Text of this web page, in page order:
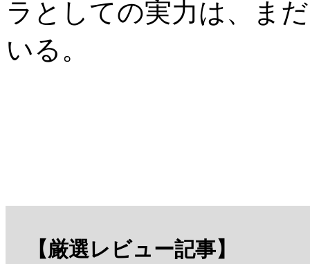
ラとしての実力は、ま
いる。
【厳選レビュー記事】